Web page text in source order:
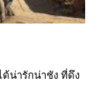
น่ารักน่าชัง ที่ดึง